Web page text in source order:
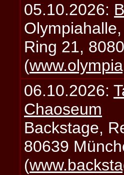
05.10.2026:
Ring 21,
(
06.10.2026:
Chaoseum
Backstage,
80639
(